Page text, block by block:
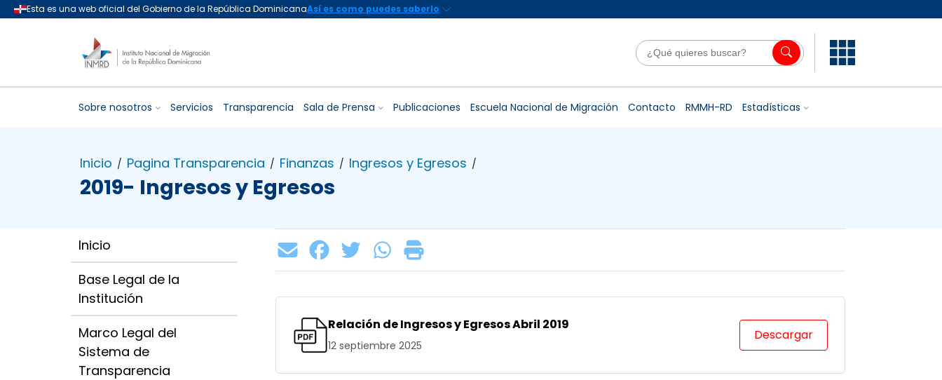
Sobre nosotros Servicios Transparencia Sala de Prensa Publicaciones Escuela Nacional de Migración Contacto RMMH-RD Estadísticas
Inicio / Pagina Transparencia / Finanzas / Ingresos y Egresos /
2019- Ingresos y Egresos
Inicio
Base Legal de la
Institución
Marco Legal del
Sistema de
Transparencia
Relación de Ingresos y Egresos Abril 2019
12 septiembre 2025
Descargar